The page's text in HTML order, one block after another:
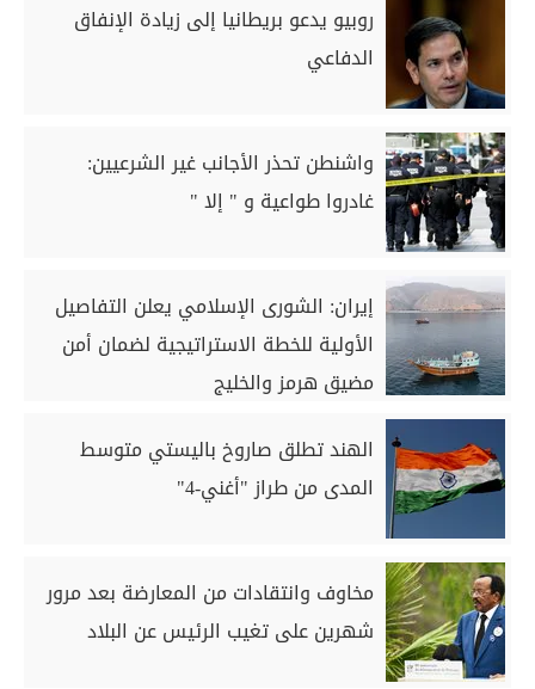
روبيو يدعو بريطانيا إلى زيادة الإنفاق
الدفاعي
واشنطن تحذر الأجانب غير الشرعيين:
غادروا طواعية و " إلا "
إيران: الشورى الإسلامي يعلن التفاصيل
الأولية للخطة الاستراتيجية لضمان أمن
مضيق هرمز والخليج
الهند تطلق صاروخ باليستي متوسط
المدى من طراز "أغني-4"
مخاوف وانتقادات من المعارضة بعد مرور
شهرين على تغيب الرئيس عن البلاد